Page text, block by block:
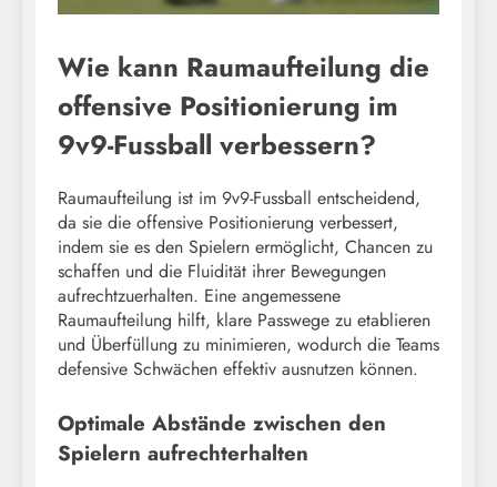
Wie kann Raumaufteilung die
offensive Positionierung im
9v9-Fussball verbessern?
Raumaufteilung ist im 9v9-Fussball entscheidend,
da sie die offensive Positionierung verbessert,
indem sie es den Spielern ermöglicht, Chancen zu
schaffen und die Fluidität ihrer Bewegungen
aufrechtzuerhalten. Eine angemessene
Raumaufteilung hilft, klare Passwege zu etablieren
und Überfüllung zu minimieren, wodurch die Teams
defensive Schwächen effektiv ausnutzen können.
Optimale Abstände zwischen den
Spielern aufrechterhalten